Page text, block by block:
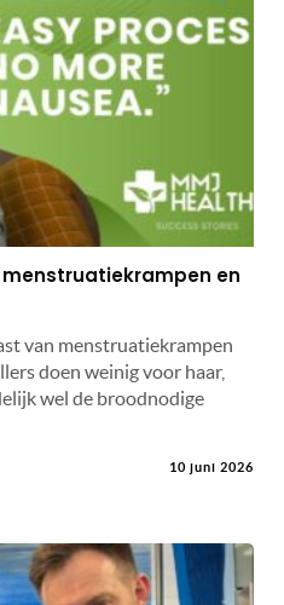
en
van menstruatiekrampen
doen weinig voor haar,
wel de broodnodige
10 juni 2026